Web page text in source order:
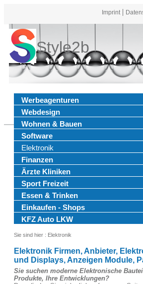
Imprint
Style2b
Werbeagenturen
Webdesign
Wohnen & Bauen
Software
Elektronik
Finanzen
Ärzte Kliniken
Sport Freizeit
Essen & Trinken
Einkaufen - Shops
KFZ Auto LKW
Sie sind hier : Elektronik
Elektronik Firmen, Anbieter,
und Displays, Anzeigen Module,
Sie suchen moderne Elektronische
Produkte, Ihre Entwicklungen?